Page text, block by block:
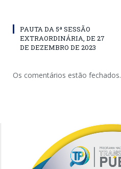
PAUTA DA 5ª SESSÃO
EXTRAORDINÁRIA, DE 27
DE DEZEMBRO DE 2023
Os comentários estão fechados.